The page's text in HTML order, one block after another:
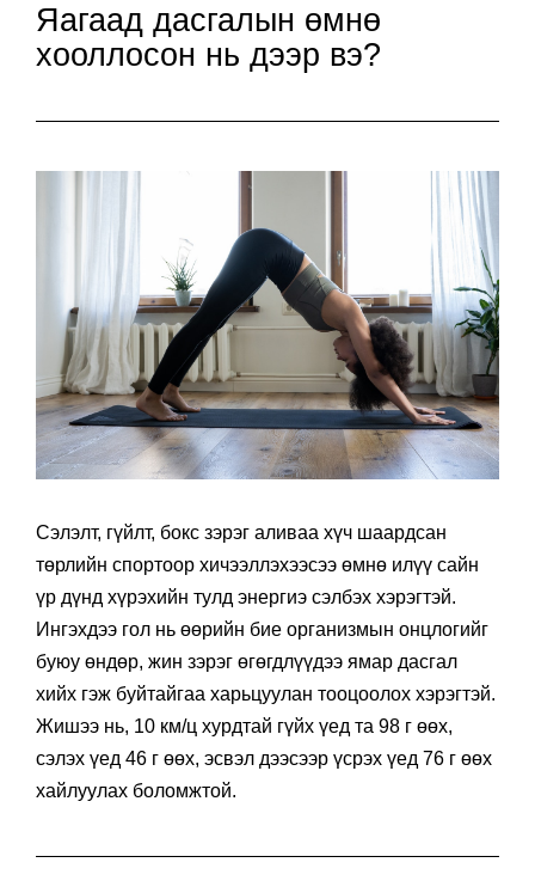
Яагаад дасгалын өмнө
хооллосон нь дээр вэ?
Сэлэлт, гүйлт, бокс зэрэг аливаа хүч шаардсан
төрлийн спортоор хичээллэхээсээ өмнө илүү сайн
үр дүнд хүрэхийн тулд энергиэ сэлбэх хэрэгтэй.
Ингэхдээ гол нь өөрийн бие организмын онцлогийг
буюу өндөр, жин зэрэг өгөгдлүүдээ ямар дасгал
хийх гэж буйтайгаа харьцуулан тооцоолох хэрэгтэй.
Жишээ нь, 10 км/ц хурдтай гүйх үед та 98 г өөх,
сэлэх үед 46 г өөх, эсвэл дээсээр үсрэх үед 76 г өөх
хайлуулах боломжтой.